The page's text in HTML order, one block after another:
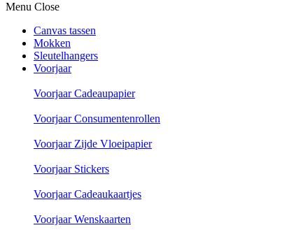
Menu Close
Canvas tassen
Mokken
Sleutelhangers
Voorjaar
Voorjaar Cadeaupapier
Voorjaar Consumentenrollen
Voorjaar Zijde Vloeipapier
Voorjaar Stickers
Voorjaar Cadeaukaartjes
Voorjaar Wenskaarten